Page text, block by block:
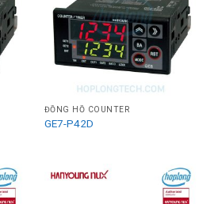
ĐỒNG HỒ COUNTER
GE7-P42D